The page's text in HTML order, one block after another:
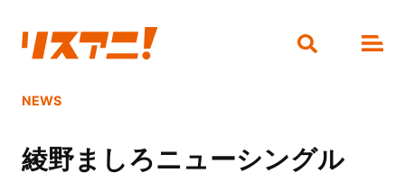
NEWS
綾野ましろニューシングル